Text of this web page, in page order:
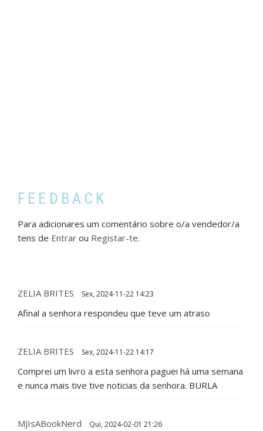
FEEDBACK
Para adicionares um comentário sobre o/a vendedor/a
tens de Entrar ou Registar-te.
ZELIA BRITES Sex, 2024-11-22 14:23
Afinal a senhora respondeu que teve um atraso
ZELIA BRITES Sex, 2024-11-22 14:17
Comprei um livro a esta senhora paguei há uma semana
e nunca mais tive tive noticias da senhora. BURLA
MJIsABookNerd Qui, 2024-02-01 21:26